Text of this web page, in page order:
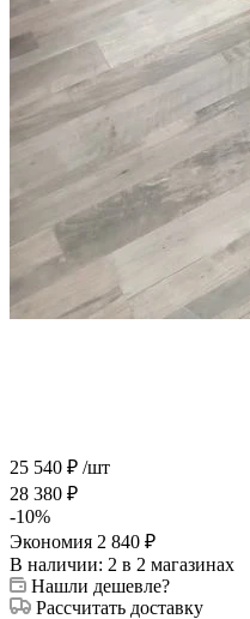
25 540 ₽ /шт
28 380 ₽
-10%
Экономия 2 840 ₽
В наличии: 2 в 2 магазинах
Нашли дешевле?
Рассчитать доставку